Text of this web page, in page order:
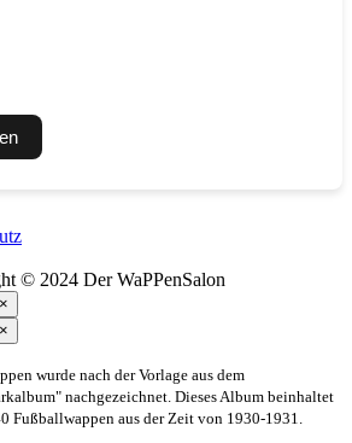
© 2024 Der WaPPenSalon
×
×
wurde nach der Vorlage aus dem
nachgezeichnet. Dieses Album beinhaltet
Fußballwappen aus der Zeit von 1930-1931.